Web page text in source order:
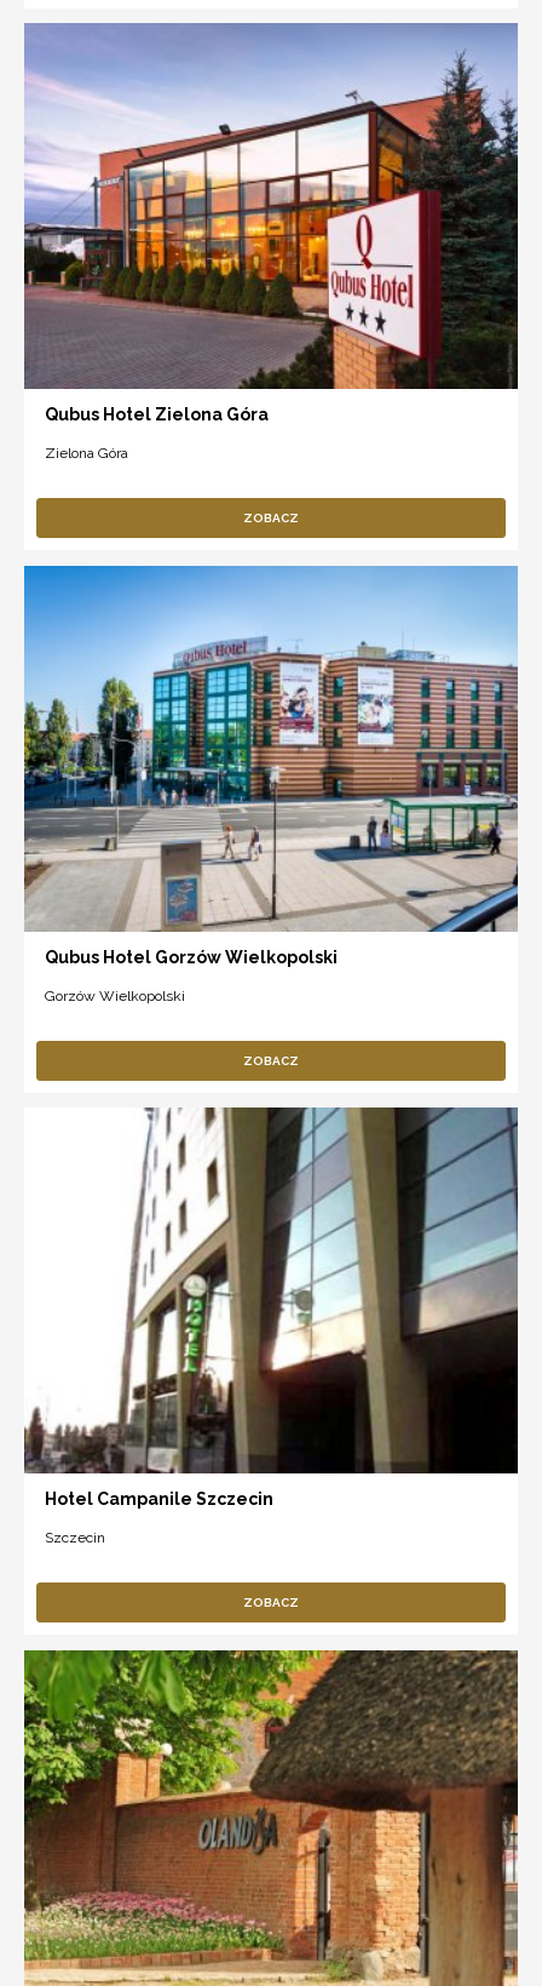
Qubus Hotel Zielona Góra
Zielona Góra
ZOBACZ
Qubus Hotel Gorzów Wielkopolski
Gorzów Wielkopolski
ZOBACZ
Hotel Campanile Szczecin
Szczecin
ZOBACZ